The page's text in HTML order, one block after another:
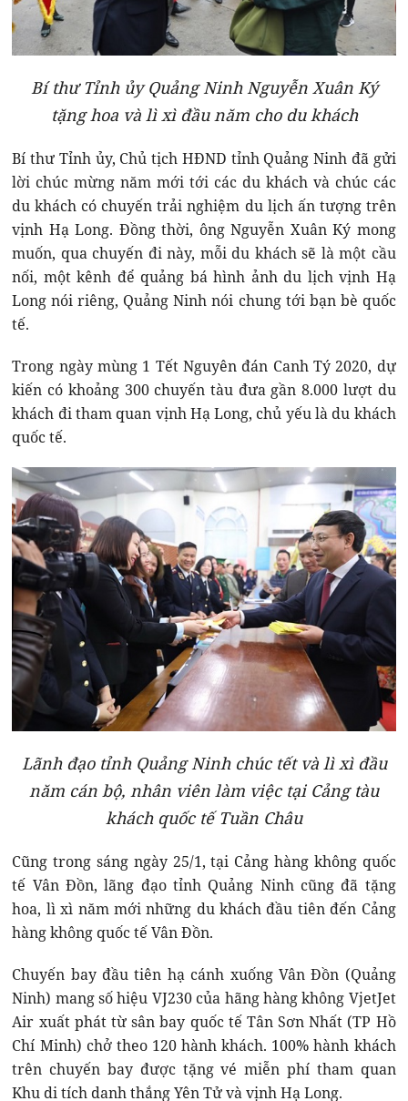
Bí thư Tỉnh ủy Quảng Ninh Nguyễn Xuân Ký
tặng hoa và lì xì đầu năm cho du khách
Bí thư Tỉnh ủy, Chủ tịch HĐND tỉnh Quảng Ninh đã gửi
lời chúc mừng năm mới tới các du khách và chúc các
du khách có chuyến trải nghiệm du lịch ấn tượng trên
vịnh Hạ Long. Đồng thời, ông Nguyễn Xuân Ký mong
muốn, qua chuyến đi này, mỗi du khách sẽ là một cầu
nối, một kênh để quảng bá hình ảnh du lịch vịnh Hạ
Long nói riêng, Quảng Ninh nói chung tới bạn bè quốc
tế.
Trong ngày mùng 1 Tết Nguyên đán Canh Tý 2020, dự
kiến có khoảng 300 chuyến tàu đưa gần 8.000 lượt du
khách đi tham quan vịnh Hạ Long, chủ yếu là du khách
quốc tế.
Lãnh đạo tỉnh Quảng Ninh chúc tết và lì xì đầu
năm cán bộ, nhân viên làm việc tại Cảng tàu
khách quốc tế Tuần Châu
Cũng trong sáng ngày 25/1, tại Cảng hàng không quốc
tế Vân Đồn, lãng đạo tỉnh Quảng Ninh cũng đã tặng
hoa, lì xì năm mới những du khách đầu tiên đến Cảng
hàng không quốc tế Vân Đồn.
Chuyến bay đầu tiên hạ cánh xuống Vân Đồn (Quảng
Ninh) mang số hiệu VJ230 của hãng hàng không VjetJet
Air xuất phát từ sân bay quốc tế Tân Sơn Nhất (TP Hồ
Chí Minh) chở theo 120 hành khách. 100% hành khách
trên chuyến bay được tặng vé miễn phí tham quan
Khu di tích danh thắng Yên Tử và vịnh Hạ Long.